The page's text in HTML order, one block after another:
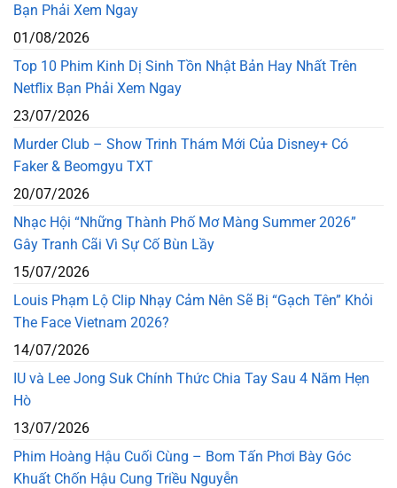
Bạn Phải Xem Ngay
01/08/2026
Top 10 Phim Kinh Dị Sinh Tồn Nhật Bản Hay Nhất Trên
Netflix Bạn Phải Xem Ngay
23/07/2026
Murder Club – Show Trinh Thám Mới Của Disney+ Có
Faker & Beomgyu TXT
20/07/2026
Nhạc Hội “Những Thành Phố Mơ Màng Summer 2026”
Gây Tranh Cãi Vì Sự Cố Bùn Lầy
15/07/2026
Louis Phạm Lộ Clip Nhạy Cảm Nên Sẽ Bị “Gạch Tên” Khỏi
The Face Vietnam 2026?
14/07/2026
IU và Lee Jong Suk Chính Thức Chia Tay Sau 4 Năm Hẹn
Hò
13/07/2026
Phim Hoàng Hậu Cuối Cùng – Bom Tấn Phơi Bày Góc
Khuất Chốn Hậu Cung Triều Nguyễn